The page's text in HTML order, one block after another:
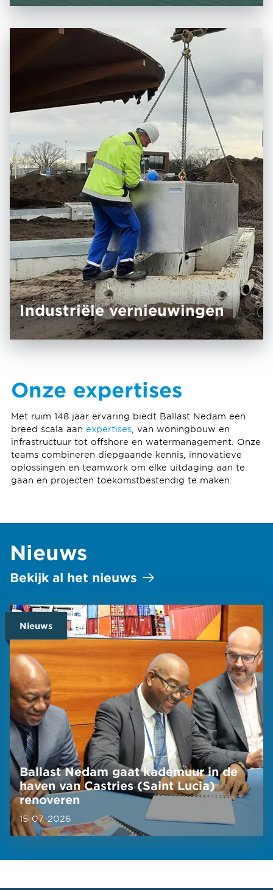
Industriële ver­nieuwingen
Onze expertises
Met ruim 148 jaar ervaring biedt Ballast Nedam een
breed scala aan expertises, van woningbouw en
infrastructuur tot offshore en watermanagement. Onze
teams combineren diepgaande kennis, innovatieve
oplossingen en teamwork om elke uitdaging aan te
gaan en projecten toekomstbestendig te maken.
Nieuws
Bekijk al het nieuws
Nieuws
Ballast Nedam gaat kademuur in de
haven van Castries (Saint Lucia)
renoveren
15-07-2026